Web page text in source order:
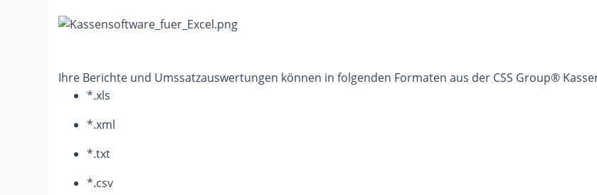
Ihre Berichte und Umssatzauswertungen können in folgenden Formaten aus der CSS Group®
*.xls
*.xml
*.txt
*.csv